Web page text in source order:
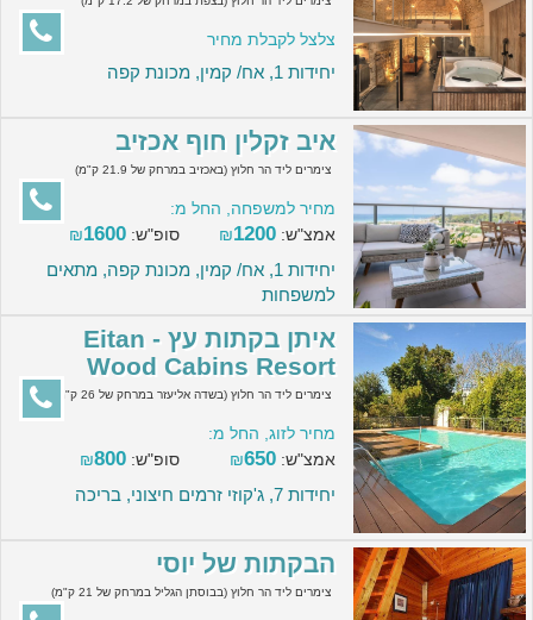
צלצל לקבלת מחיר
יחידות 1, אח/ קמין, מכונת קפה
איב זקלין חוף אכזיב
צימרים ליד הר חלוץ (באכזיב במרחק של 21.9 ק"מ)
מחיר למשפחה, החל מ:
אמצ"ש:
₪1200 סופ"ש: ₪1600
יחידות 1, אח/ קמין, מכונת קפה, מתאים
למשפחות
איתן בקתות עץ - Eitan
Wood Cabins Resort
צימרים ליד הר חלוץ (בשדה אליעזר במרחק של 26 ק"מ)
מחיר לזוג, החל מ:
אמצ"ש:
₪650 סופ"ש: ₪800
יחידות 7, ג'קוזי זרמים חיצוני, בריכה
הבקתות של יוסי
צימרים ליד הר חלוץ (בבוסתן הגליל במרחק של 21 ק"מ)